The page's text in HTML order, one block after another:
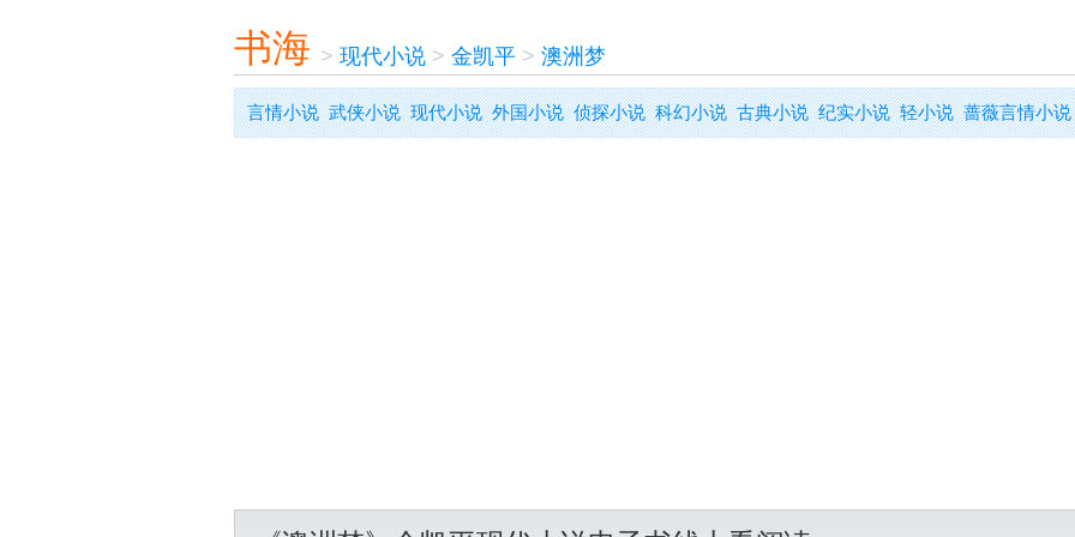
书海 > 现代小说> 金凯平> 澳洲梦
言情小说 武侠小说 现代小说 外国小说 侦探小说 科幻小说 古典小说 纪实小说 轻小说 蔷薇言情小说